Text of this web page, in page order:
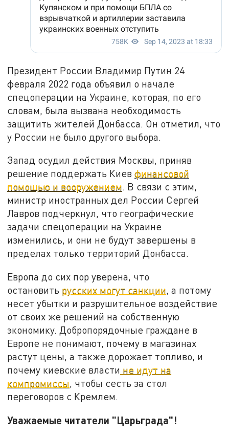
Президент России Владимир Путин 24
февраля 2022 года объявил о начале
спецоперации на Украине, которая, по его
словам, была вызвана необходимость
защитить жителей Донбасса. Он отметил, что
у России не было другого выбора.
Запад осудил действия Москвы, приняв
решение поддержать Киевфинансовой
помощью и вооружением. В связи с этим,
министр иностранных дел России Сергей
Лавров подчеркнул, что географические
задачи спецоперации на Украине
изменились, и они не будут завершены в
пределах только территорий Донбасса.
Европа до сих пор уверена, что
остановить русских могут санкции, а потому
несет убытки и разрушительное воздействие
от своих же решений на собственную
экономику. Добропорядочные граждане в
Европе не понимают, почему в магазинах
растут цены, а также дорожает топливо, и
почему киевские власти не идут на
компромиссы, чтобы сесть за стол
переговоров с Кремлем.
Уважаемые читатели "Царьграда"!